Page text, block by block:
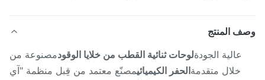
المنتج
عالية الجودةلوحات ثنائية القطب من خلايا الوقودمصنوعة من
خلال متقدمةالحفر الكيميائيمصنّع معتمد من قِبل منظمة "آي